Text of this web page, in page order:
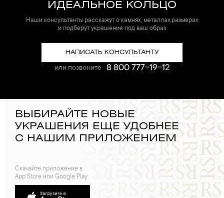
ИДЕАЛЬНОЕ КОЛЬЦО
Наши консультанты расскажут о камнях, металлах,размерах
и подберут украшение под ваш образ
НАПИСАТЬ КОНСУЛЬТАНТУ
или позвоните 8 800 777-19-12
ВЫБИРАЙТЕ НОВЫЕ
УКРАШЕНИЯ ЕЩЕ УДОБНЕЕ
С НАШИМ ПРИЛОЖЕНИЕМ
Скачайте приложение в
App Store или Google Play: